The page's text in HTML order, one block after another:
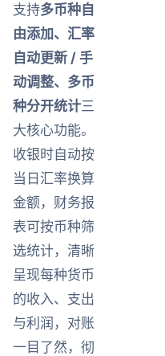
支持多币种自
由添加、汇率
自动更新 / 手
动调整、多币
种分开统计三
大核心功能。
收银时自动按
当日汇率换算
金额，财务报
表可按币种筛
选统计，清晰
呈现每种货币
的收入、支出
与利润，对账
一目了然，彻